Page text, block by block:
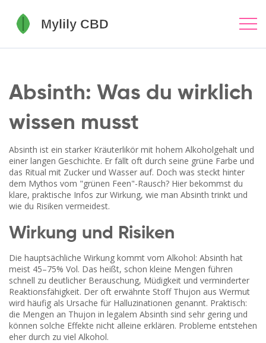
Absinth: Was du wirklich
wissen musst
Absinth ist ein starker Kräuterlikör mit hohem Alkoholgehalt und
einer langen Geschichte. Er fällt oft durch seine grüne Farbe und
das Ritual mit Zucker und Wasser auf. Doch was steckt hinter
dem Mythos vom "grünen Feen"-Rausch? Hier bekommst du
klare, praktische Infos zur Wirkung, wie man Absinth trinkt und
wie du Risiken vermeidest.
Wirkung und Risiken
Die hauptsächliche Wirkung kommt vom Alkohol: Absinth hat
meist 45–75% Vol. Das heißt, schon kleine Mengen führen
schnell zu deutlicher Berauschung, Müdigkeit und verminderter
Reaktionsfähigkeit. Der oft erwähnte Stoff Thujon aus Wermut
wird häufig als Ursache für Halluzinationen genannt. Praktisch:
die Mengen an Thujon in legalem Absinth sind sehr gering und
können solche Effekte nicht alleine erklären. Probleme entstehen
eher durch zu viel Alkohol.